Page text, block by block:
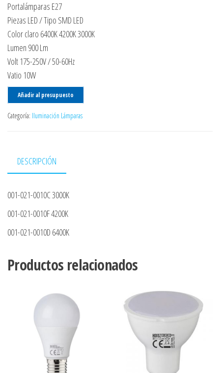
Portalámparas E27
Piezas LED / Tipo SMD LED
Color claro 6400K 4200K 3000K
Lumen 900 Lm
Volt 175-250V / 50-60Hz
Vatio 10W
Añadir al presupuesto
Categoría: Iluminación Lámparas
DESCRIPCIÓN
001-021-0010C 3000K
001-021-0010F 4200K
001-021-0010D 6400K
Productos relacionados